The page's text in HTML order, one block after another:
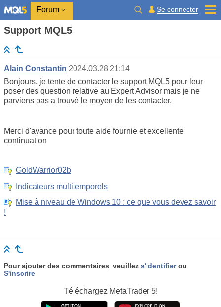
Forum Se connecter
Support MQL5
Alain Constantin 2024.03.28 21:14
Bonjours, je tente de contacter le support MQL5 pour leur
poser des question relative au Expert Advisor mais je ne
parviens pas a trouvé le moyen de les contacter.
Merci d'avance pour toute aide fournie et excellente
continuation
GoldWarrior02b
Indicateurs multitemporels
Mise à niveau de Windows 10 : ce que vous devez savoir
!
Pour ajouter des commentaires, veuillez s'identifierou
S'inscrire
Téléchargez MetaTrader 5!